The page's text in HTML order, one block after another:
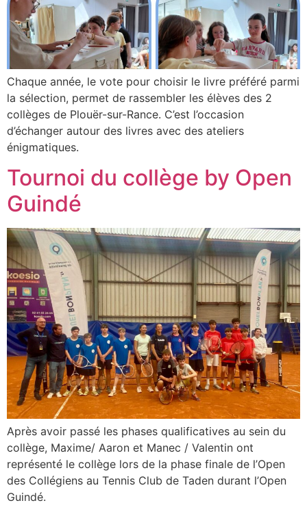
Chaque année, le vote pour choisir le livre préféré parmi
la sélection, permet de rassembler les élèves des 2
collèges de Plouër-sur-Rance. C’est l’occasion
d’échanger autour des livres avec des ateliers
énigmatiques.
Tournoi du collège by Open
Guindé
Après avoir passé les phases qualificatives au sein du
collège, Maxime/ Aaron et Manec / Valentin ont
représenté le collège lors de la phase finale de l’Open
des Collégiens au Tennis Club de Taden durant l’Open
Guindé.